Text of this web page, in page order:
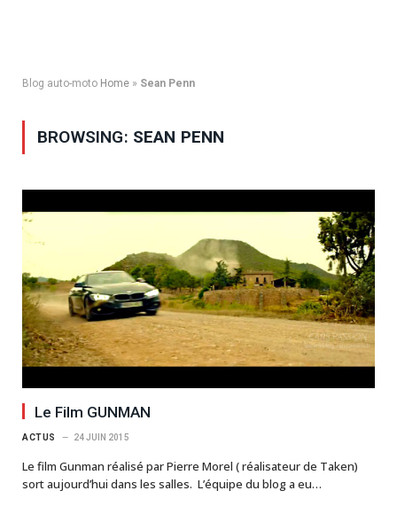
Blog auto-moto Home » Sean Penn
BROWSING: SEAN PENN
Le Film GUNMAN
ACTUS 24 JUIN 2015
Le film Gunman réalisé par Pierre Morel ( réalisateur de Taken)
sort aujourd’hui dans les salles. L’équipe du blog a eu…